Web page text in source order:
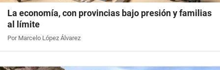
La economía, con provincias bajo presión y familias
al límite
Por Marcelo López Álvarez